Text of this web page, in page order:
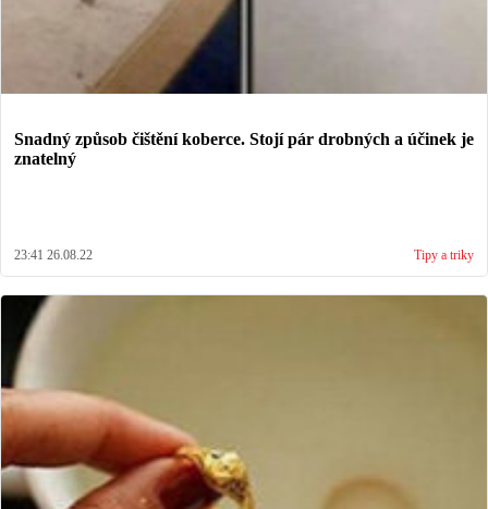
Snadný způsob čištění koberce. Stojí pár drobných a účinek je
znatelný
23:41 26.08.22 Tipy a triky